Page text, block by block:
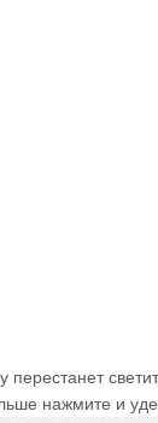
перестанет
нажмите и